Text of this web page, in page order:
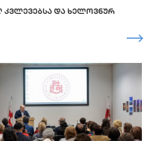
ᲙᲕᲚᲔᲕᲔᲑᲡᲐ ᲓᲐ ᲮᲔᲚᲝᲕᲜᲣᲠ